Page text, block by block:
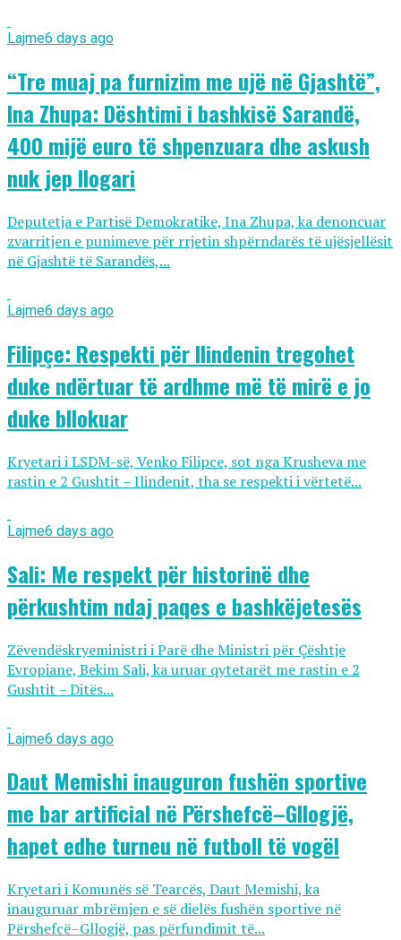
Lajme6 days ago
“Tre muaj pa furnizim me ujë në Gjashtë”,
Ina Zhupa: Dështimi i bashkisë Sarandë,
400 mijë euro të shpenzuara dhe askush
nuk jep llogari
Deputetja e Partisë Demokratike, Ina Zhupa, ka denoncuar
zvarritjen e punimeve për rrjetin shpërndarës të ujësjellësit
në Gjashtë të Sarandës,...
Lajme6 days ago
Filipçe: Respekti për Ilindenin tregohet
duke ndërtuar të ardhme më të mirë e jo
duke bllokuar
Kryetari i LSDM-së, Venko Filipce, sot nga Krusheva me
rastin e 2 Gushtit – Ilindenit, tha se respekti i vërtetë...
Lajme6 days ago
Sali: Me respekt për historinë dhe
përkushtim ndaj paqes e bashkëjetesës
Zëvendëskryeministri i Parë dhe Ministri për Çështje
Evropiane, Bekim Sali, ka uruar qytetarët me rastin e 2
Gushtit – Ditës...
Lajme6 days ago
Daut Memishi inauguron fushën sportive
me bar artificial në Përshefcë–Gllogjë,
hapet edhe turneu në futboll të vogël
Kryetari i Komunës së Tearcës, Daut Memishi, ka
inauguruar mbrëmjen e së dielës fushën sportive në
Përshefcë–Gllogjë, pas përfundimit të...